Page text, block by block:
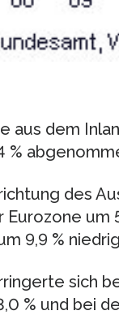
aus dem
%
des
um
9,9 %
sich
% und bei